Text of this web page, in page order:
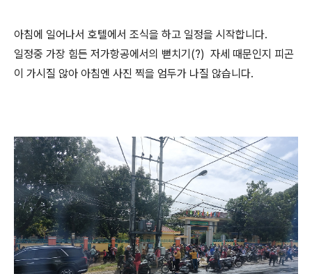
아침에 일어나서 호텔에서 조식을 하고 일정을 시작합니다.
일정중 가장 힘든 저가항공에서의 뻗치기(?) 자세 때문인지 피곤
이 가시질 않아 아침엔 사진 찍을 엄두가 나질 않습니다.